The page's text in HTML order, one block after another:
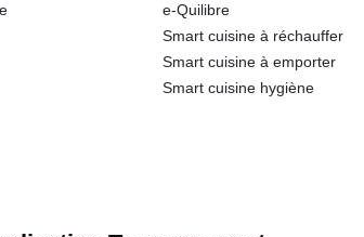
e-Quilibre
Smart cuisine à réchauffer
Smart cuisine à emporter
Smart cuisine hygiène